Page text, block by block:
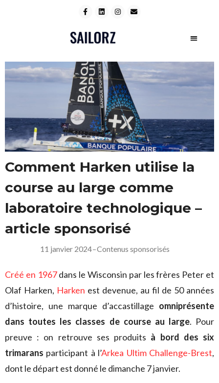
Comment Harken utilise la
course au large comme
laboratoire technologique –
article sponsorisé
11 janvier 2024–Contenus sponsorisés
Créé en 1967dans le Wisconsin par les frères Peter et
Olaf Harken, Harken est devenue, au fil de 50 années
d’histoire, une marque d’accastillage omniprésente
dans toutes les classes de course au large. Pour
preuve : on retrouve ses produits à bord des six
trimarans participant à l’Arkea Ultim Challenge-Brest,
dont le départ est donné le dimanche 7 janvier.